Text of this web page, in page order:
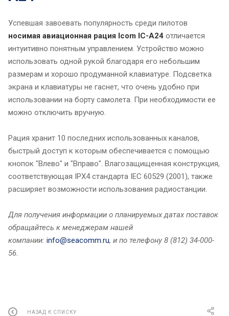
Успевшая завоевать популярность среди пилотов
носимая авиационная рация Icom IC-A24 отличается
интуитивно понятным управлением. Устройство можно
использовать одной рукой благодаря его небольшим
размерам и хорошо продуманной клавиатуре. Подсветка
экрана и клавиатуры не гаснет, что очень удобно при
использовании на борту самолета. При необходимости ее
можно отключить вручную.
Рация хранит 10 последних использованных каналов,
быстрый доступ к которым обеспечивается с помощью
кнопок "Влево" и "Вправо". Влагозащищенная конструкция,
соответствующая IPX4 стандарта IEC 60529 (2001), также
расширяет возможности использования радиостанции.
Для получения информации о планируемых датах поставок
обращайтесь к менеджерам нашей
компании: info@seacomm.ru, и по телефону 8 (812) 34-000-
56.
НАЗАД К СПИСКУ